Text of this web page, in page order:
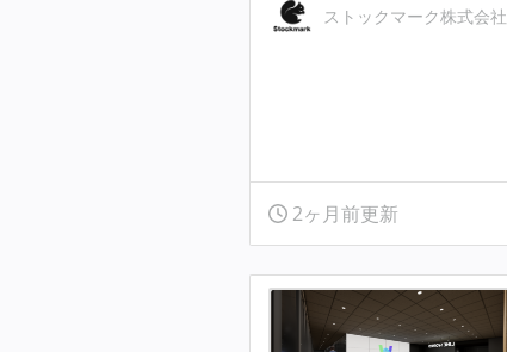
ストックマーク株式会社
2ヶ月前更新